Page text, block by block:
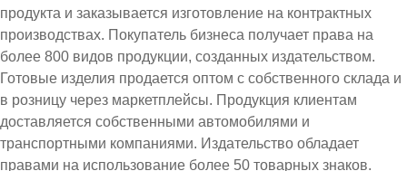
продукта и заказывается изготовление на контрактных
производствах. Покупатель бизнеса получает права на
более 800 видов продукции, созданных издательством.
Готовые изделия продается оптом с собственного склада и
в розницу через маркетплейсы. Продукция клиентам
доставляется собственными автомобилями и
транспортными компаниями. Издательство обладает
правами на использование более 50 товарных знаков.